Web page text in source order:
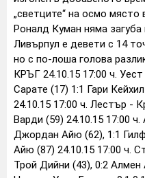
„светците“ на осмо
Роналд Куман няма загуба
Ливърпул е девети с 14
но с по-лоша голова
КРЪГ 24.10.15 17:00 ч.
Сарате (17) 1:1 Гари
24.10.15 17:00 ч. Лестър -
Варди (59) 24.10.15 17:00
Джордан Айю (62), 1:1
Айю (87) 24.10.15 17:00 ч.
Трой Дийни (43), 0:2 Алмен